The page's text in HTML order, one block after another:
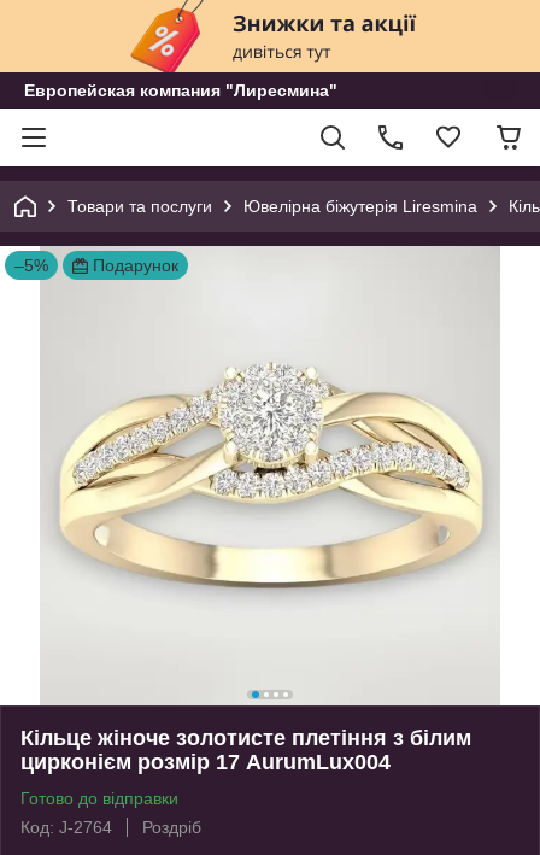
Европейская компания "Лиресмина"
Товари та послуги Ювелірна біжутерія Liresmina
–5% Подарунок
Кільце жіноче золотисте плетіння з білим
цирконієм розмір 17 AurumLux004
Готово до відправки
Код: J-2764
Роздріб